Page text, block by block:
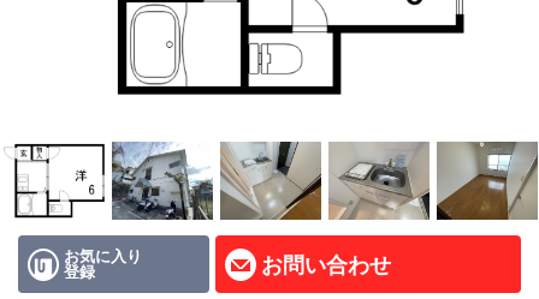
ペット飼育可能
路線·駅から探す
地域から探す
地図から探す
店舗情報·アクセス
お気に入り
登録 お問い合わせ